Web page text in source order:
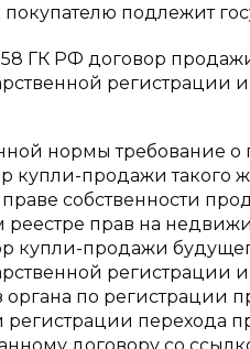
подлежит
558 ГК РФ договор
регистрации
нормы требование о
купли-продажи
собственности
реестре прав на
купли-продажи
регистрации
органа по
регистрации перехода